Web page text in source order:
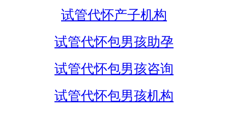
试管代怀产子机构
试管代怀包男孩助孕
试管代怀包男孩咨询
试管代怀包男孩机构